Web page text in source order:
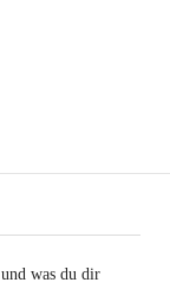
was du dir